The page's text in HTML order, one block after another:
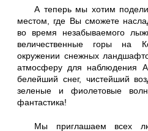
А теперь мы хотим
местом, где Вы сможете
во время незабываемого
величественные горы на
окружении снежных
атмосферу для наблюдения
белейший снег, чистейший
зеленые и фиолетовые
фантастика!
Мы приглашаем всех